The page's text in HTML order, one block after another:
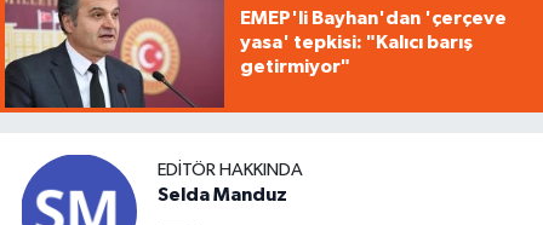
EMEP'li Bayhan'dan 'çerçeve
yasa' tepkisi: "Kalıcı barış
getirmiyor"
EDITÖR HAKKINDA
Selda Manduz